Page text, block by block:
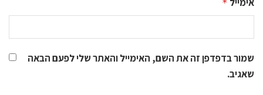
*
שמור בדפדפן זה את השם, האימייל והאתר שלי לפעם הבאה
שאגיב.